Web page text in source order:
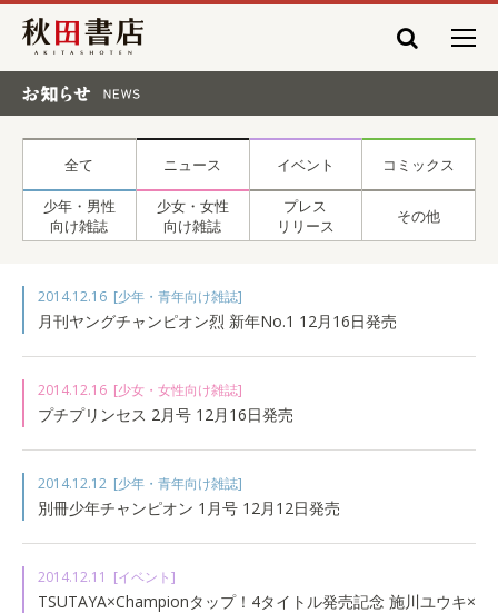
秋田書店
全て ニュース イベント コミックス
少年・男性
向け雑誌
少女・女性
向け雑誌
プレス
リリース
その他
2014.12.16 [少年・青年向け雑誌]
月刊ヤングチャンピオン烈 新年No.1 12月16日発売
2014.12.16 [少女・女性向け雑誌]
プチプリンセス 2月号 12月16日発売
2014.12.12 [少年・青年向け雑誌]
別冊少年チャンピオン 1月号 12月12日発売
2014.12.11 [イベント]
TSUTAYA×Championタップ！4タイトル発売記念 施川ユウキ×